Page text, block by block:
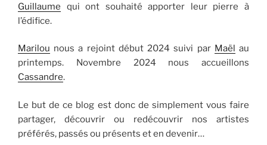
Guillaume qui ont souhaité apporter leur pierre à
l’édifice.
Marilou nous a rejoint début 2024 suivi par Maël au
printemps. Novembre 2024 nous accueillons
Cassandre.
Le but de ce blog est donc de simplement vous faire
partager, découvrir ou redécouvrir nos artistes
préférés, passés ou présents et en devenir…